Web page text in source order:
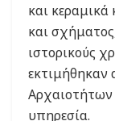
και κεραμικά
και
ιστορικούς
εκτιμήθηκαν
υπηρεσία.